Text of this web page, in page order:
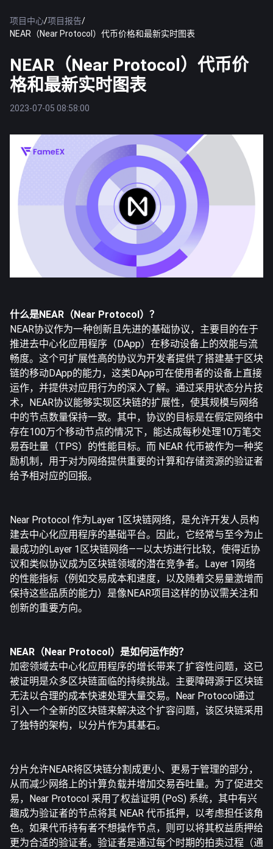
项目中心/项目报告/
NEAR（Near Protocol）代币价格和最新实时图表
NEAR（Near Protocol）代币价
格和最新实时图表
2023-07-05 08:58:00
什么是NEAR（Near Protocol）？
NEAR协议作为一种创新且先进的基础协议，主要目的在于
推进去中心化应用程序（DApp）在移动设备上的效能与流
畅度。这个可扩展性高的协议为开发者提供了搭建基于区块
链的移动DApp的能力，这类DApp可在使用者的设备上直接
运作，并提供对应用行为的深入了解。通过采用状态分片技
术，NEAR协议能够实现区块链的扩展性，使其规模与网络
中的节点数量保持一致。其中，协议的目标是在假定网络中
存在100万个移动节点的情况下，能达成每秒处理10万笔交
易吞吐量（TPS）的性能目标。而 NEAR 代币被作为一种奖
励机制，用于对为网络提供重要的计算和存储资源的验证者
给予相对应的回报。
Near Protocol 作为Layer 1区块链网络，是允许开发人员构
建去中心化应用程序的基础平台。因此，它经常与至今为止
最成功的Layer 1区块链网络——以太坊进行比较，使得近协
议和类似协议成为区块链领域的潜在竞争者。Layer 1网络
的性能指标（例如交易成本和速度，以及随着交易量激增而
保持这些品质的能力）是像NEAR项目这样的协议需关注和
创新的重要方向。
NEAR（Near Protocol）是如何运作的？
加密领域去中心化应用程序的增长带来了扩容性问题，这已
被证明是众多区块链面临的持续挑战。主要障碍源于区块链
无法以合理的成本快速处理大量交易。Near Protocol通过
引入一个全新的区块链来解决这个扩容问题，该区块链采用
了独特的架构，以分片作为其基石。
分片允许NEAR将区块链分割成更小、更易于管理的部分，
从而减少网络上的计算负载并增加交易吞吐量。为了促进交
易，Near Protocol 采用了权益证明 (PoS) 系统，其中有兴
趣成为验证者的节点将其 NEAR 代币抵押，以考虑担任该角
色。如果代币持有者不想操作节点，则可以将其权益质押给
更为合适的验证者。验证者是通过每个时期的拍卖过程（通